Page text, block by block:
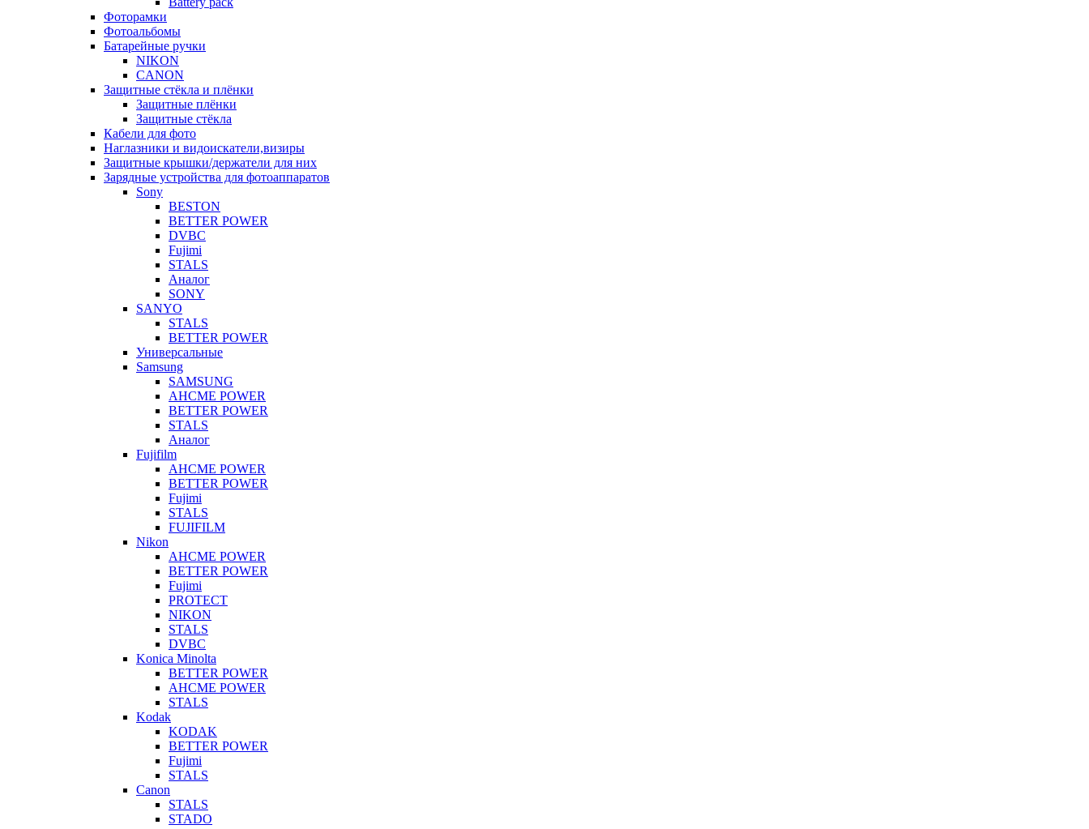
Фоторамки
Фотоальбомы
Батарейные ручки
NIKON
CANON
Защитные стёкла и плёнки
Защитные плёнки
Защитные стёкла
Кабели для фото
Наглазники и видоискатели,визиры
Защитные крышки/держатели для них
Зарядные устройства для фотоаппаратов
Sony
BESTON
BETTER POWER
DVBC
Fujimi
STALS
Аналог
SONY
SANYO
STALS
BETTER POWER
Универсальные
Samsung
SAMSUNG
AHCME POWER
BETTER POWER
STALS
Аналог
Fujifilm
AHCME POWER
BETTER POWER
Fujimi
STALS
FUJIFILM
Nikon
AHCME POWER
BETTER POWER
Fujimi
PROTECT
NIKON
STALS
DVBC
Konica Minolta
BETTER POWER
AHCME POWER
STALS
Kodak
KODAK
BETTER POWER
Fujimi
STALS
Canon
STALS
STADO